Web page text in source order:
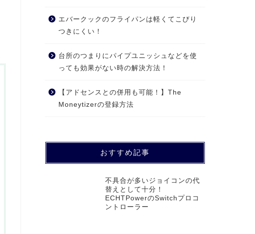
エバークックのフライパンは軽くてこびり
つきにくい！
台所のつまりにパイプユニッシュなどを使
っても効果がない時の解決方法！
【アドセンスとの併用も可能！】The
Moneytizerの登録方法
おすすめ記事
不具合が多いジョイコンの代
替えとして十分！
ECHTPowerのSwitchプロコ
ントローラー